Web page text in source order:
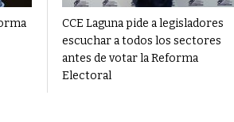
CCE Laguna pide a legisladores
escuchar a todos los sectores
antes de votar la Reforma
Electoral